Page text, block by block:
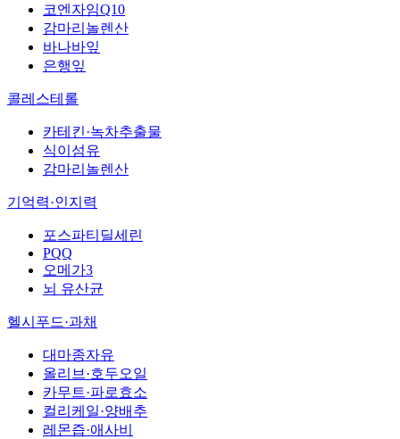
코엔자임Q10
감마리놀렌산
바나바잎
은행잎
콜레스테롤
카테킨·녹차추출물
식이섬유
감마리놀렌산
기억력·인지력
포스파티딜세린
PQQ
오메가3
뇌 유산균
헬시푸드·과채
대마종자유
올리브·호두오일
카무트·파로효소
컬리케일·양배추
레몬즙·애사비